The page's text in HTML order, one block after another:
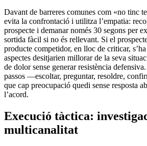
Davant de barreres comunes com «no tinc
evita la confrontació i utilitza l’empatia:
prospecte i demanar només 30 segons per
sortida fàcil si no és rellevant. Si el
producte competidor, en lloc de criticar,
aspectes desitjarien millorar de la seva
de dolor sense generar resistència
passos —escoltar, preguntar, resoldre,
que cap preocupació quedi sense resposta
l’acord.
Execució tàctica:
multicanalitat